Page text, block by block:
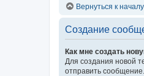
Вернуться к началу
Создание
Как мне создать
Для создания новой
отправить